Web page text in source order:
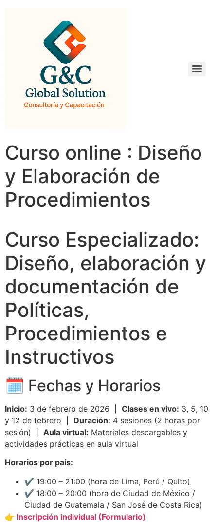
Curso online : Diseño
y Elaboración de
Procedimientos
Curso Especializado:
Diseño, elaboración y
documentación de
Políticas,
Procedimientos e
Instructivos
🗓️ Fechas y Horarios
Inicio: 3 de febrero de 2026 | Clases en vivo: 3, 5, 10
y 12 de febrero | Duración: 4 sesiones (2 horas por
sesión) | Aula virtual: Materiales descargables y
actividades prácticas en aula virtual
Horarios por país:
✔️ 19:00 – 21:00 (hora de Lima, Perú / Quito)
✔️ 18:00 – 20:00 (hora de Ciudad de México /
Ciudad de Guatemala / San José de Costa Rica)
👉 Inscripción individual (Formulario)